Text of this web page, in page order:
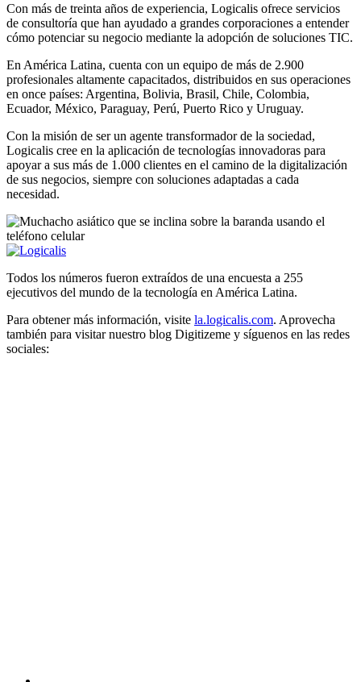
Con más de treinta años de experiencia, Logicalis ofrece servicios
de consultoría que han ayudado a grandes corporaciones a entender
cómo potenciar su negocio mediante la adopción de soluciones TIC.
En América Latina, cuenta con un equipo de más de 2.900
profesionales altamente capacitados, distribuidos en sus operaciones
en once países: Argentina, Bolivia, Brasil, Chile, Colombia,
Ecuador, México, Paraguay, Perú, Puerto Rico y Uruguay.
Con la misión de ser un agente transformador de la sociedad,
Logicalis cree en la aplicación de tecnologías innovadoras para
apoyar a sus más de 1.000 clientes en el camino de la digitalización
de sus negocios, siempre con soluciones adaptadas a cada
necesidad.
Todos los números fueron extraídos de una encuesta a 255
ejecutivos del mundo de la tecnología en América Latina.
Para obtener más información, visite la.logicalis.com. Aprovecha
también para visitar nuestro blog Digitizeme y síguenos en las redes
sociales: